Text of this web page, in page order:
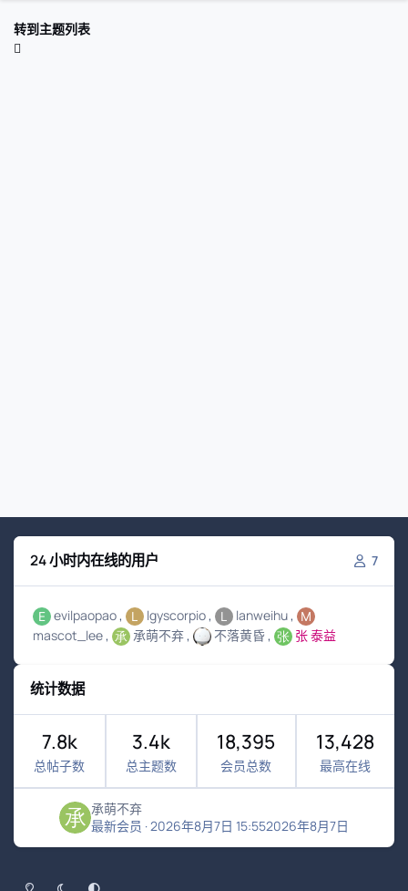
转到主题列表
24 小时内在线的用户 7
evilpaopao lgyscorpio
lanweihu
mascot_lee
承萌不弃 不落黄昏 张 泰益
统计数据
7.8k
总帖子数
3.4k
总主题数
18,395
会员总数
13,428
最高在线
承萌不弃
最新会员 ·2026年8月7日 15:552026年8月7日
浅色模式黑暗模式系统偏好